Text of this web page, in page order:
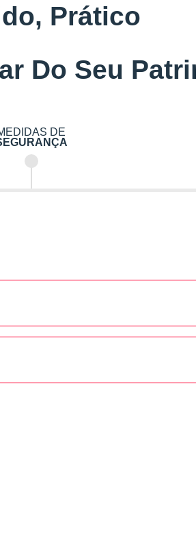
Prático
Do Seu
DE